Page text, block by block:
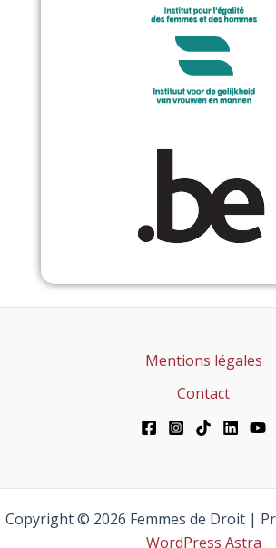
Mentions légales
Contact
Copyright © 2026 Femmes de Droit |
WordPress Astra